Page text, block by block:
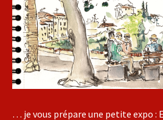
… je vous prépare une petite expo :